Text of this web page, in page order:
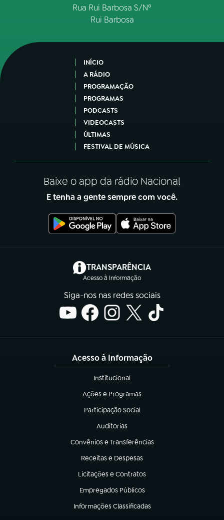
Rua Rui Barbosa S/Nº
Rui Barbosa
INÍCIO
A RÁDIO
PROGRAMAÇÃO
PROGRAMAS
PODCASTS
VIDEOCASTS
ÚLTIMAS
FESTIVAL DE MÚSICA
Baixe o app da rádio Nacional
E tenha a gente sempre com você.
TRANSPARÊNCIA
Acesso à Informação
(abre em nova aba)
Siga-nos nas redes sociais
Acesso à Informação
Institucional
(abre em nova aba)
Ações e Programas
(abre em nova aba)
Participação Social
(abre em nova aba)
Auditorias
(abre em nova aba)
Convênios e Transferências
(abre em nova aba)
Receitas e Despesas
(abre em nova aba)
Licitações e Contratos
(abre em nova aba)
Empregados Públicos
(abre em nova aba)
Informações Classificadas
(abre em nova aba)